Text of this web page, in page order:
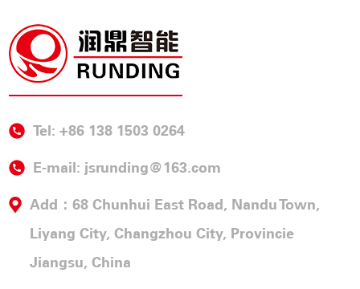
Tel: +86 138 1503 0264
E-mail: jsrunding@163.com
Add：68 Chunhui East Road, Nandu Town,
Liyang City, Changzhou City, Provincie
Jiangsu, China